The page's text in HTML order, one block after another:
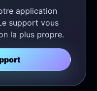
application
support vous
la plus propre.